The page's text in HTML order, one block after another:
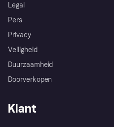
Legal
Pers
Privacy
Veiligheid
Duurzaamheid
Doorverkopen
Klant